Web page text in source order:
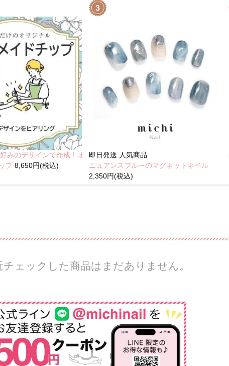
好みのデザインで作成！オ
プ8,650円(税込)
即日発送 人気商品
ニュアンスブルーのマグネットネイル
2,350円(税込)
チェックした商品はまだありません。